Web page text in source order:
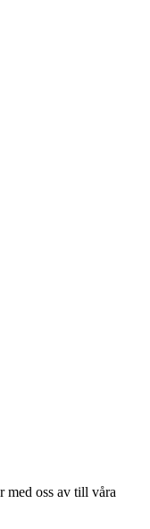
med oss av till våra